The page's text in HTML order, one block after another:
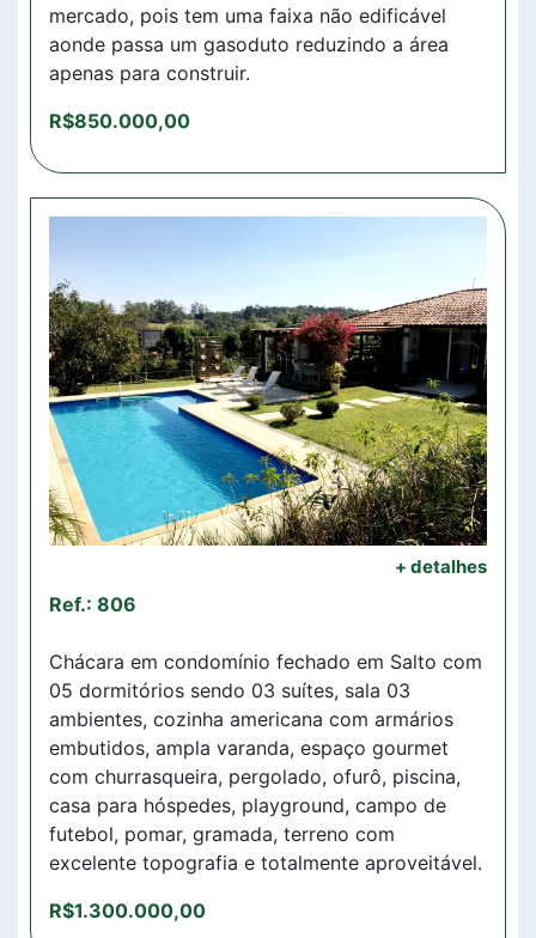
mercado, pois tem uma faixa não edificável
aonde passa um gasoduto reduzindo a área
apenas para construir.
R$850.000,00
+ detalhes
Ref.: 806
Chácara em condomínio fechado em Salto com
05 dormitórios sendo 03 suítes, sala 03
ambientes, cozinha americana com armários
embutidos, ampla varanda, espaço gourmet
com churrasqueira, pergolado, ofurô, piscina,
casa para hóspedes, playground, campo de
futebol, pomar, gramada, terreno com
excelente topografia e totalmente aproveitável.
R$1.300.000,00